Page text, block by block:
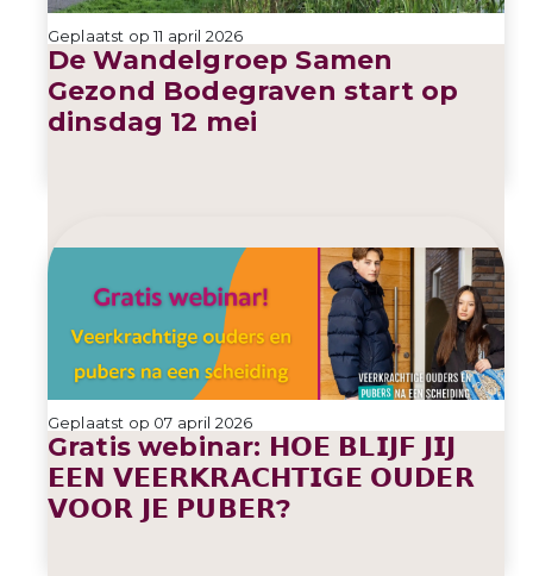
Geplaatst op 11 april 2026
De Wandelgroep Samen
Gezond Bodegraven start op
dinsdag 12 mei
Geplaatst op 07 april 2026
Gratis webinar: 𝗛𝗢𝗘 𝗕𝗟𝗜𝗝𝗙 𝗝𝗜𝗝
𝗘𝗘𝗡 𝗩𝗘𝗘𝗥𝗞𝗥𝗔𝗖𝗛𝗧𝗜𝗚𝗘 𝗢𝗨𝗗𝗘𝗥
𝗩𝗢𝗢𝗥 𝗝𝗘 𝗣𝗨𝗕𝗘𝗥?